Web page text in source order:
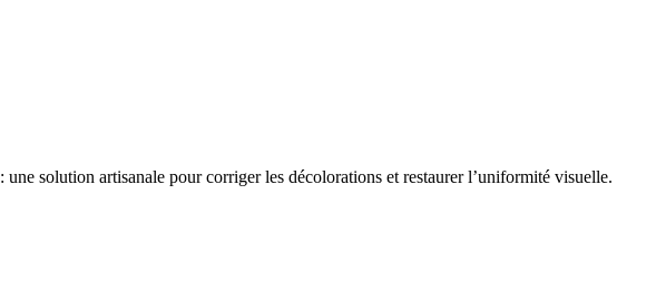
: une solution artisanale pour corriger les décolorations et restaurer l’uniformité visuelle.